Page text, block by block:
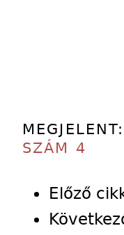
MEGJELENT:
SZÁM 4
Előző